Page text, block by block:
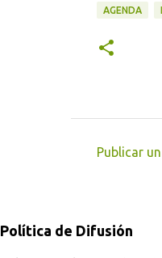
AGENDA
e
Publicar
Política de Difusión